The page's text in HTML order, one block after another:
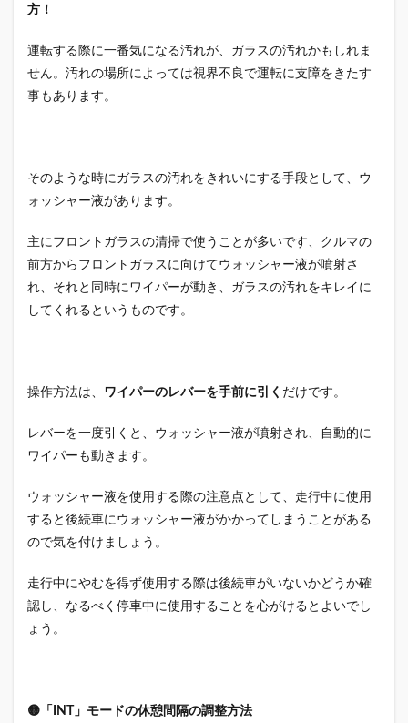
方！
運転する際に一番気になる汚れが、ガラスの汚れかもしれま
せん。汚れの場所によっては視界不良で運転に支障をきたす
事もあります。
そのような時にガラスの汚れをきれいにする手段として、ウ
ォッシャー液があります。
主にフロントガラスの清掃で使うことが多いです、クルマの
前方からフロントガラスに向けてウォッシャー液が噴射さ
れ、それと同時にワイパーが動き、ガラスの汚れをキレイに
してくれるというものです。
操作方法は、 ワイパーのレバーを手前に引く だけです。
レバーを一度引くと、ウォッシャー液が噴射され、自動的に
ワイパーも動きます。
ウォッシャー液を使用する際の注意点として、走行中に使用
すると後続車にウォッシャー液がかかってしまうことがある
ので気を付けましょう。
走行中にやむを得ず使用する際は後続車がいないかどうか確
認し、なるべく停車中に使用することを心がけるとよいでし
ょう。
🟡「INT」モードの休憩間隔の調整方法